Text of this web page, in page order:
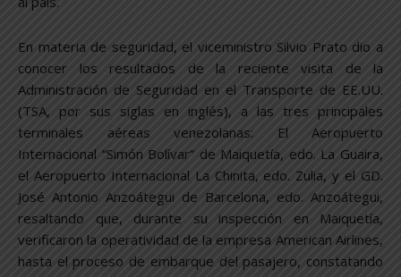
En materia de seguridad, el viceministro Silvio Prato dio a
conocer los resultados de la reciente visita de la
Administración de Seguridad en el Transporte de EE.UU.
(TSA, por sus siglas en inglés), a las tres principales
terminales aéreas venezolanas: El Aeropuerto
Internacional “Simón Bolívar” de Maiquetía, edo. La Guaira,
el Aeropuerto Internacional La Chinita, edo. Zulia, y el GD.
José Antonio Anzoátegui de Barcelona, edo. Anzoátegui,
resaltando que, durante su inspección en Maiquetía,
verificaron la operatividad de la empresa American Airlines,
hasta el proceso de embarque del pasajero, constatando